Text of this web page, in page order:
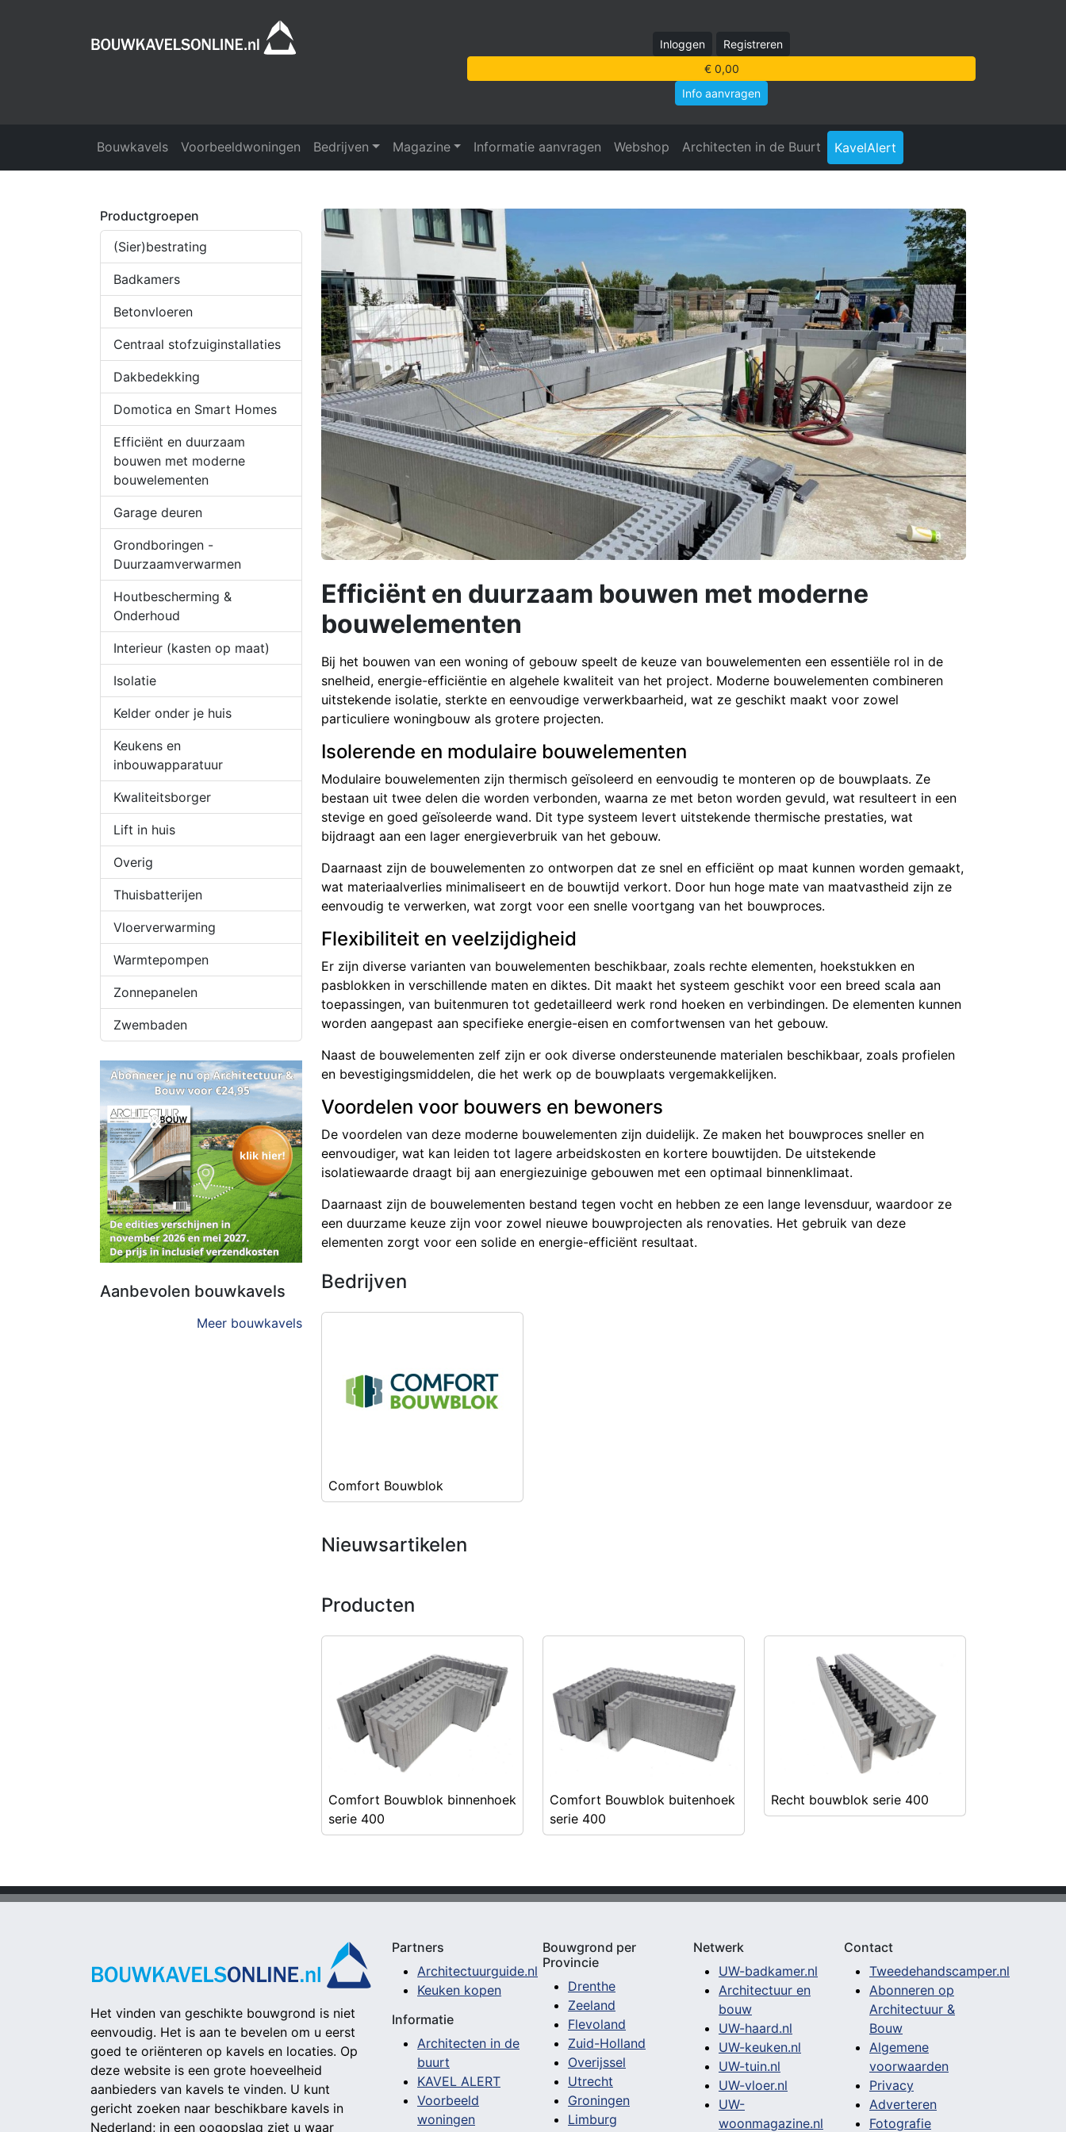
Inloggen
Registreren
€ 0,00
Info aanvragen
Bouwkavels Voorbeeldwoningen Bedrijven Magazine Informatie aanvragen Webshop Architecten in de Buurt KavelAlert
Productgroepen
(Sier)bestrating
Badkamers
Betonvloeren
Centraal stofzuiginstallaties
Dakbedekking
Domotica en Smart Homes
Efficiënt en duurzaam
bouwen met moderne
bouwelementen
Garage deuren
Grondboringen -
Duurzaamverwarmen
Houtbescherming &
Onderhoud
Interieur (kasten op maat)
Isolatie
Kelder onder je huis
Keukens en
inbouwapparatuur
Kwaliteitsborger
Lift in huis
Overig
Thuisbatterijen
Vloerverwarming
Warmtepompen
Zonnepanelen
Zwembaden
Aanbevolen bouwkavels
Meer bouwkavels
Efficiënt en duurzaam bouwen met moderne
bouwelementen
Bij het bouwen van een woning of gebouw speelt de keuze van bouwelementen een essentiële rol in de
snelheid, energie-efficiëntie en algehele kwaliteit van het project. Moderne bouwelementen combineren
uitstekende isolatie, sterkte en eenvoudige verwerkbaarheid, wat ze geschikt maakt voor zowel
particuliere woningbouw als grotere projecten.
Isolerende en modulaire bouwelementen
Modulaire bouwelementen zijn thermisch geïsoleerd en eenvoudig te monteren op de bouwplaats. Ze
bestaan uit twee delen die worden verbonden, waarna ze met beton worden gevuld, wat resulteert in een
stevige en goed geïsoleerde wand. Dit type systeem levert uitstekende thermische prestaties, wat
bijdraagt aan een lager energieverbruik van het gebouw.
Daarnaast zijn de bouwelementen zo ontworpen dat ze snel en efficiënt op maat kunnen worden gemaakt,
wat materiaalverlies minimaliseert en de bouwtijd verkort. Door hun hoge mate van maatvastheid zijn ze
eenvoudig te verwerken, wat zorgt voor een snelle voortgang van het bouwproces.
Flexibiliteit en veelzijdigheid
Er zijn diverse varianten van bouwelementen beschikbaar, zoals rechte elementen, hoekstukken en
pasblokken in verschillende maten en diktes. Dit maakt het systeem geschikt voor een breed scala aan
toepassingen, van buitenmuren tot gedetailleerd werk rond hoeken en verbindingen. De elementen kunnen
worden aangepast aan specifieke energie-eisen en comfortwensen van het gebouw.
Naast de bouwelementen zelf zijn er ook diverse ondersteunende materialen beschikbaar, zoals profielen
en bevestigingsmiddelen, die het werk op de bouwplaats vergemakkelijken.
Voordelen voor bouwers en bewoners
De voordelen van deze moderne bouwelementen zijn duidelijk. Ze maken het bouwproces sneller en
eenvoudiger, wat kan leiden tot lagere arbeidskosten en kortere bouwtijden. De uitstekende
isolatiewaarde draagt bij aan energiezuinige gebouwen met een optimaal binnenklimaat.
Daarnaast zijn de bouwelementen bestand tegen vocht en hebben ze een lange levensduur, waardoor ze
een duurzame keuze zijn voor zowel nieuwe bouwprojecten als renovaties. Het gebruik van deze
elementen zorgt voor een solide en energie-efficiënt resultaat.
Bedrijven
Comfort Bouwblok
Nieuwsartikelen
Producten
Comfort Bouwblok binnenhoek
serie 400
Comfort Bouwblok buitenhoek
serie 400
Recht bouwblok serie 400
Het vinden van geschikte bouwgrond is niet
eenvoudig. Het is aan te bevelen om u eerst
goed te oriënteren op kavels en locaties. Op
deze website is een grote hoeveelheid
aanbieders van kavels te vinden. U kunt
gericht zoeken naar beschikbare kavels in
Nederland; in een oogopslag ziet u waar
Partners
Architectuurguide.nl
Keuken kopen
Informatie
Architecten in de
buurt
KAVEL ALERT
Voorbeeld
woningen
Bouwgrond per
Provincie
Drenthe
Zeeland
Flevoland
Zuid-Holland
Overijssel
Utrecht
Groningen
Limburg
Netwerk
UW-badkamer.nl
Architectuur en
bouw
UW-haard.nl
UW-keuken.nl
UW-tuin.nl
UW-vloer.nl
UW-
woonmagazine.nl
Contact
Tweedehandscamper.nl
Abonneren op
Architectuur &
Bouw
Algemene
voorwaarden
Privacy
Adverteren
Fotografie